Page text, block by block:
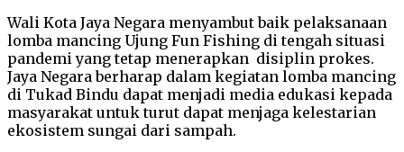
Wali Kota Jaya Negara menyambut baik pelaksanaan
lomba mancing Ujung Fun Fishing di tengah situasi
pandemi yang tetap menerapkan disiplin prokes.
Jaya Negara berharap dalam kegiatan lomba mancing
di Tukad Bindu dapat menjadi media edukasi kepada
masyarakat untuk turut dapat menjaga kelestarian
ekosistem sungai dari sampah.